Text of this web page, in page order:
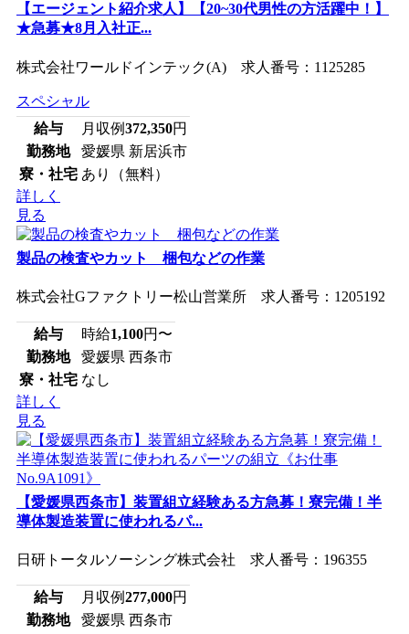
【エージェント紹介求人】【20~30代男性の方活躍中！】
★急募★8月入社正...
株式会社ワールドインテック(A) 求人番号：1125285
スペシャル
給与
月収例372,350円
勤務地
愛媛県 新居浜市
寮・社宅 あり（無料）
詳しく
見る
製品の検査やカット 梱包などの作業
株式会社Gファクトリー松山営業所 求人番号：1205192
給与 時給1,100円〜
勤務地
愛媛県 西条市
寮・社宅 なし
詳しく
見る
【愛媛県西条市】装置組立経験ある方急募！寮完備！半
導体製造装置に使われるパ...
日研トータルソーシング株式会社 求人番号：196355
給与 月収例277,000円
勤務地
愛媛県 西条市